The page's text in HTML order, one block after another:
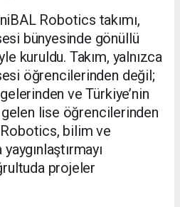
Robotics takımı,
bünyesinde gönüllü
kuruldu. Takım, yalnızca
öğrencilerinden değil;
ve Türkiye’nin
lise öğrencilerinden
bilim ve
projeler